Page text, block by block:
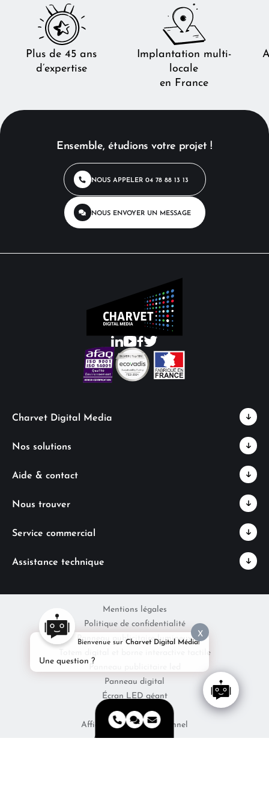
Plus de 45 ans
d’expertise
Implantation multi-
locale
en France
Ensemble, étudions votre projet !
NOUS APPELER04 78 88 13 13
NOUS ENVOYERUN MESSAGE
Charvet Digital Media
Nos solutions
Aide & contact
Nous trouver
Service commercial
Assistance technique
Mentions légales
Politique de confidentialité
Panneau publicitaire lumineux
Totem digital et borne interactive tactile
Panneau publicitaire led
Panneau digital
Écran LED géant
Écran digital
Afficheur LED Professionnel
Affichage électronique
X
Bienvenue sur Charvet Digital Média!
Une question ?